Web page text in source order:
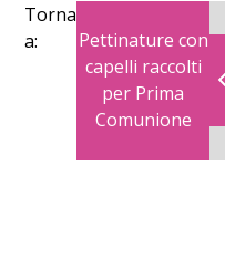
Torna
a:
Pettinature con
capelli raccolti
per Prima
Comunione